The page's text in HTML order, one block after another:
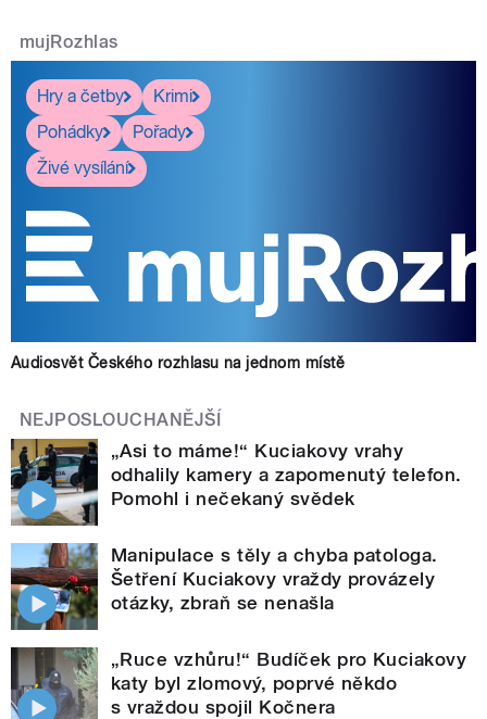
mujRozhlas
Hry a četby
Krimi
Pohádky
Pořady
Živé vysílání
Audiosvět Českého rozhlasu na jednom místě
NEJPOSLOUCHANĚJŠÍ
„Asi to máme!“ Kuciakovy vrahy
odhalily kamery a zapomenutý telefon.
Pomohl i nečekaný svědek
Manipulace s těly a chyba patologa.
Šetření Kuciakovy vraždy provázely
otázky, zbraň se nenašla
„Ruce vzhůru!“ Budíček pro Kuciakovy
katy byl zlomový, poprvé někdo
s vraždou spojil Kočnera